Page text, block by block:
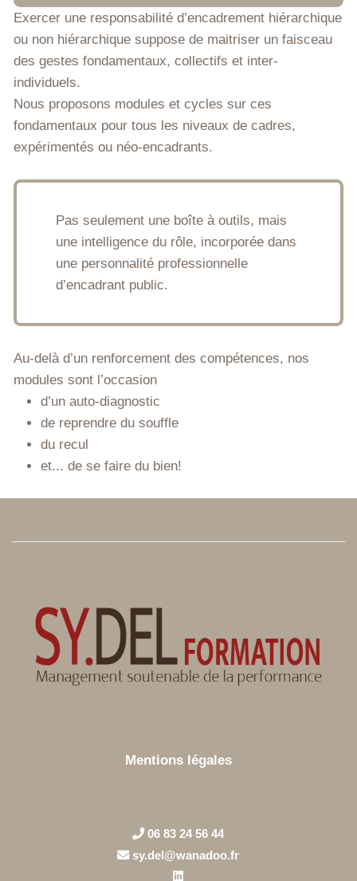
Exercer une responsabilité d’encadrement hiérarchique
ou non hiérarchique suppose de maitriser un faisceau
des gestes fondamentaux, collectifs et inter-
individuels.
Nous proposons modules et cycles sur ces
fondamentaux pour tous les niveaux de cadres,
expérimentés ou néo-encadrants.
Pas seulement une boîte à outils, mais
une intelligence du rôle, incorporée dans
une personnalité professionnelle
d’encadrant public.
Au-delà d’un renforcement des compétences, nos
modules sont l’occasion
d’un auto-diagnostic
de reprendre du souffle
du recul
et... de se faire du bien!
Mentions légales
06 83 24 56 44
sy.del@wanadoo.fr